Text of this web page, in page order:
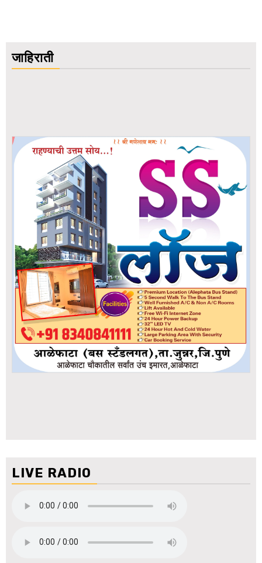
जाहिराती
LIVE RADIO